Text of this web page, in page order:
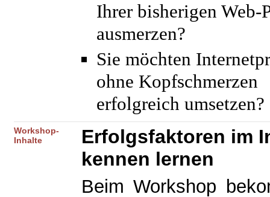
Ihrer bisherigen Web-
ausmerzen?
Sie möchten
ohne Kopfschmerzen
erfolgreich umsetzen?
Workshop-
Inhalte
Erfolgsfaktoren im
kennen lernen
Beim Workshop